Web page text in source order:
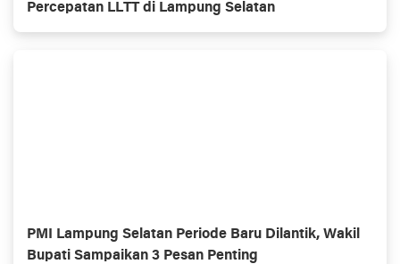
Percepatan LLTT di Lampung Selatan
PMI Lampung Selatan Periode Baru Dilantik, Wakil
Bupati Sampaikan 3 Pesan Penting